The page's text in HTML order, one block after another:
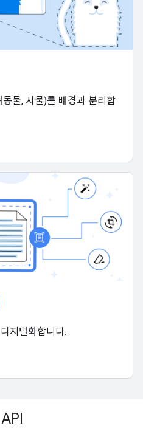
물, 사물)를 배경과 분리합
지털화합니다.